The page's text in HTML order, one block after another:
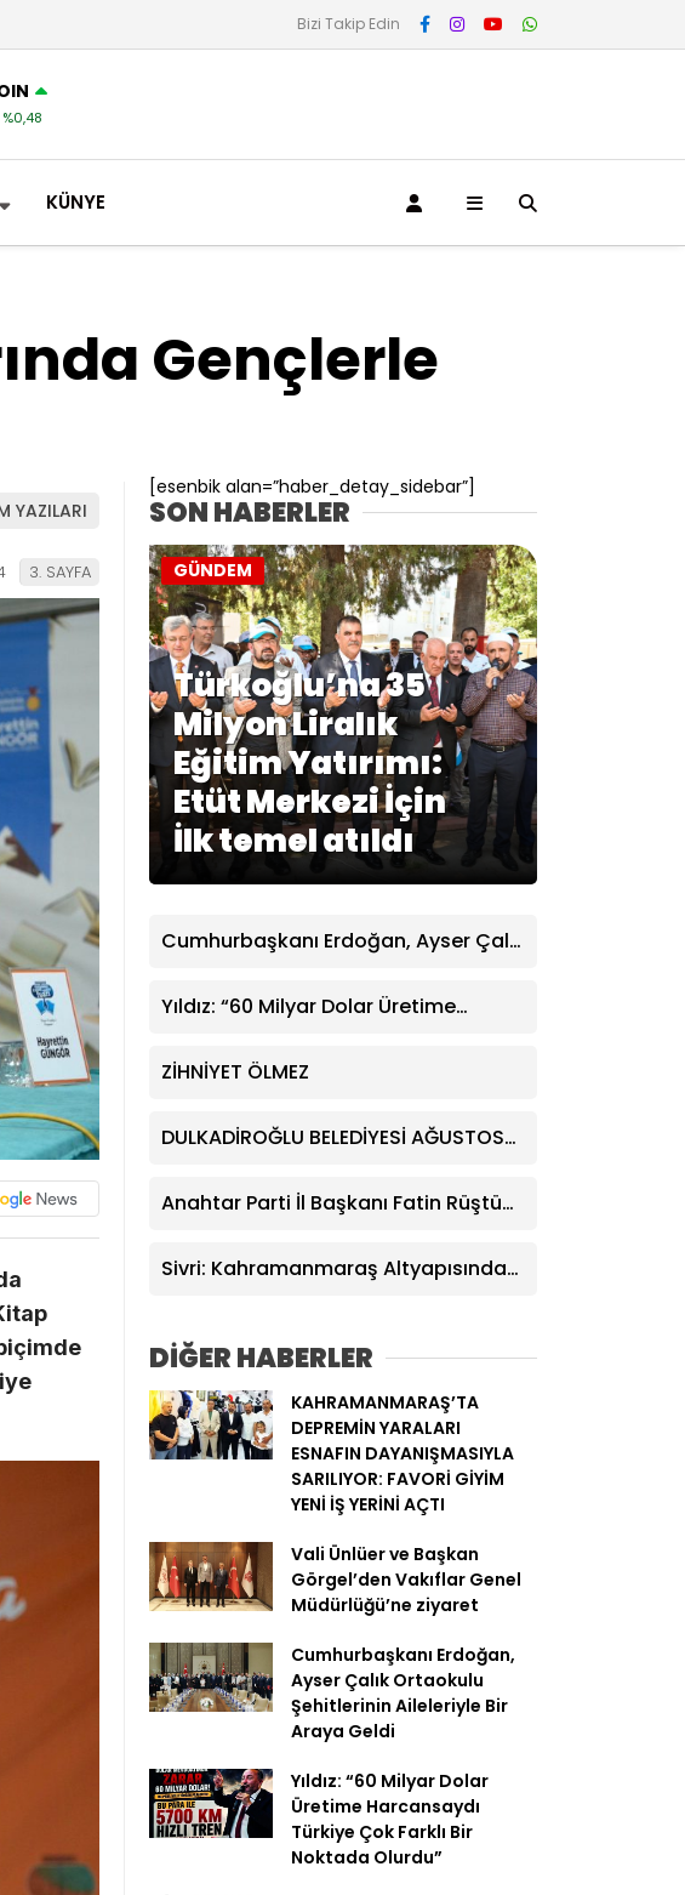
Bizi Takip Edin
%0,48
KÜNYE
Gençlerle
YAZILARI
3. SAYFA
[esenbik alan=”haber_detay_sidebar”]
SON HABERLER
Türkoğlu’na 35
Milyon Liralık
Eğitim Yatırımı:
Etüt Merkezi İçin
İlk temel atıldı
GÜNDEM
Cumhurbaşkanı Erdoğan, Ayser Çalık
Araya Geldi
Yıldız: “60 Milyar Dolar Üretime
Noktada Olurdu”
ZİHNİYET ÖLMEZ
DULKADİROĞLU BELEDİYESİ AĞUSTOS
GERÇEKLEŞTİRİLDİ
Anahtar Parti İl Başkanı Fatin Rüştü
Kararlarında Vatandaşa Bedel
Sivri: Kahramanmaraş Altyapısında
DİĞER HABERLER
KAHRAMANMARAŞ’TA
DEPREMİN YARALARI
ESNAFIN DAYANIŞMASIYLA
SARILIYOR: FAVORİ GİYİM
YENİ İŞ YERİNİ AÇTI
Vali Ünlüer ve Başkan
Görgel’den Vakıflar Genel
Müdürlüğü’ne ziyaret
Cumhurbaşkanı Erdoğan,
Ayser Çalık Ortaokulu
Şehitlerinin Aileleriyle Bir
Araya Geldi
Yıldız: “60 Milyar Dolar
Üretime Harcansaydı
Türkiye Çok Farklı Bir
Noktada Olurdu”